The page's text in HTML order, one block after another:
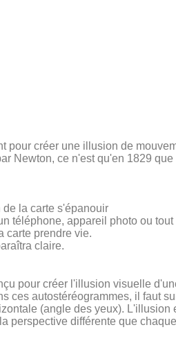
créer une illusion de
Newton, ce n'est qu'en 1829
la carte s'épanouir
téléphone, appareil photo ou
carte prendre vie.
claire.
pour créer l'illusion visuelle
ces autostéréogrammes, il faut
(angle des yeux).
perspective différente que